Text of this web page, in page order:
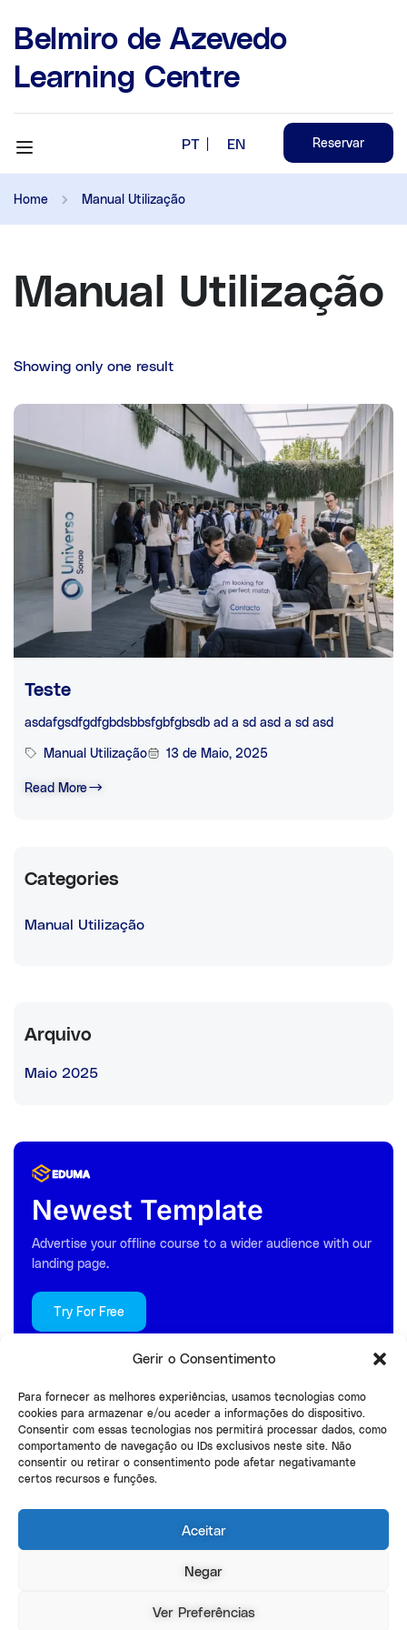
Gerir o Consentimento
Para fornecer as melhores experiências, usamos tecnologias como
cookies para armazenar e/ou aceder a informações do dispositivo.
Consentir com essas tecnologias nos permitirá processar dados, como
comportamento de navegação ou IDs exclusivos neste site. Não
consentir ou retirar o consentimento pode afetar negativamante
certos recursos e funções.
Aceitar
Negar
Ver Preferências
Belmiro de Azevedo
Learning Centre
Reservar
PT EN
Home Manual Utilização
Manual Utilização
Showing only one result
Teste
asdafgsdfgdfgbdsbbsfgbfgbsdb ad a sd asd a sd asd
Manual Utilização
13 de Maio, 2025
Read More
Categories
Manual Utilização
Arquivo
Maio 2025
Newest Template
Advertise your offline course to a wider audience with our
landing page.
Try For Free